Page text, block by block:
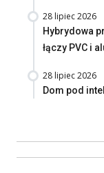
28 lipiec 2026
Hybrydowa
łączy PVC i
28 lipiec 2026
Dom pod